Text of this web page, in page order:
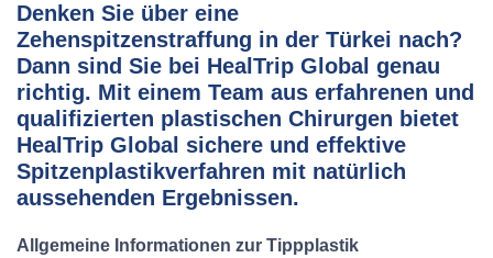
Denken Sie über eine
Zehenspitzenstraffung in der Türkei nach?
Dann sind Sie bei HealTrip Global genau
richtig. Mit einem Team aus erfahrenen und
qualifizierten plastischen Chirurgen bietet
HealTrip Global sichere und effektive
Spitzenplastikverfahren mit natürlich
aussehenden Ergebnissen.
Allgemeine Informationen zur Tippplastik